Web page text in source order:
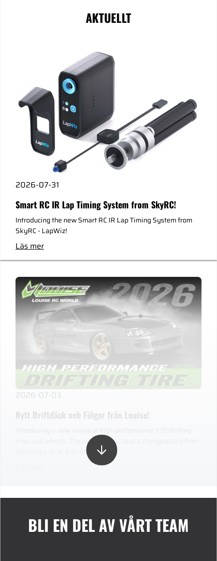
AKTUELLT
2026-07-31
Smart RC IR Lap Timing System from SkyRC!
Introducing the new Smart RC IR Lap Timing System from
SkyRC - LapWiz!
Läs mer
2026-07-03
Nytt Driftdäck och Fälgar från Louise!
tires and wheels. The new wheels have a changeable offset
12mm hex (2, 4, 8 or 8mm).
BLI EN DEL AV VÅRT TEAM